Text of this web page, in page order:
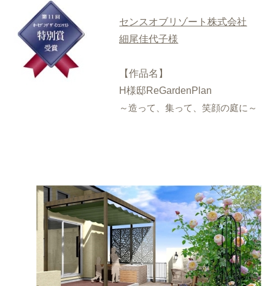
センスオブリゾート株式会社
細尾佳代子様
【作品名】
H様邸ReGardenPlan
～造って、集って、笑顔の庭に～